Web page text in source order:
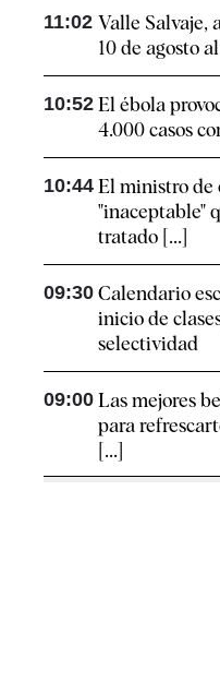
11:02 Valle Salvaje,
10 de agosto
10:52 El ébola
4.000 casos
10:44 El ministro de
"inaceptable"
tratado [...]
09:30 Calendario
inicio de
selectividad
09:00 Las mejores
para
[...]